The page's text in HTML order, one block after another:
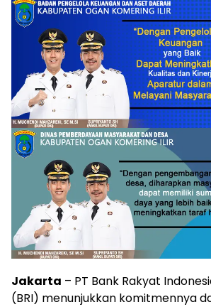
Jakarta – PT Bank Rakyat
(BRI) menunjukkan komitmennya